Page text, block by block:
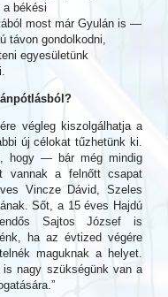
a békési
most már Gyulán is —
távon gondolkodni,
egyesületünk
végleg kiszolgálhatja a
új célokat tűzhetünk ki.
hogy — bár még mindig
a felnőtt csapat
Vincze Dávid, Szeles
Sőt, a 15 éves Hajdú
Sajtos József is
ha az évtized végére
maguknak a helyet.
is nagy szükségünk van a